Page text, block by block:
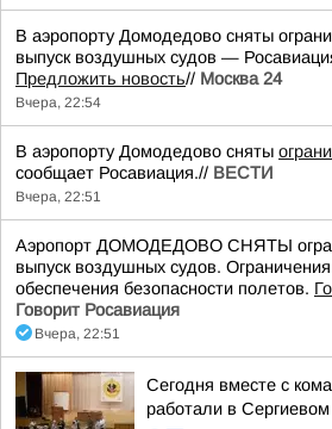
В аэропорту Домодедово сняты
выпуск воздушных судов —
Предложить новость// Москва 24
Вчера, 22:54
В аэропорту Домодедово сняты
сообщает Росавиация.// ВЕСТИ
Вчера, 22:51
Аэропорт ДОМОДЕДОВО СНЯТЫ
выпуск воздушных судов.
обеспечения безопасности полетов.
Говорит Росавиация
Вчера, 22:51
Сегодня вместе с
работали в